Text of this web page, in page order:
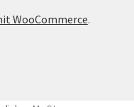
WooCommerce.